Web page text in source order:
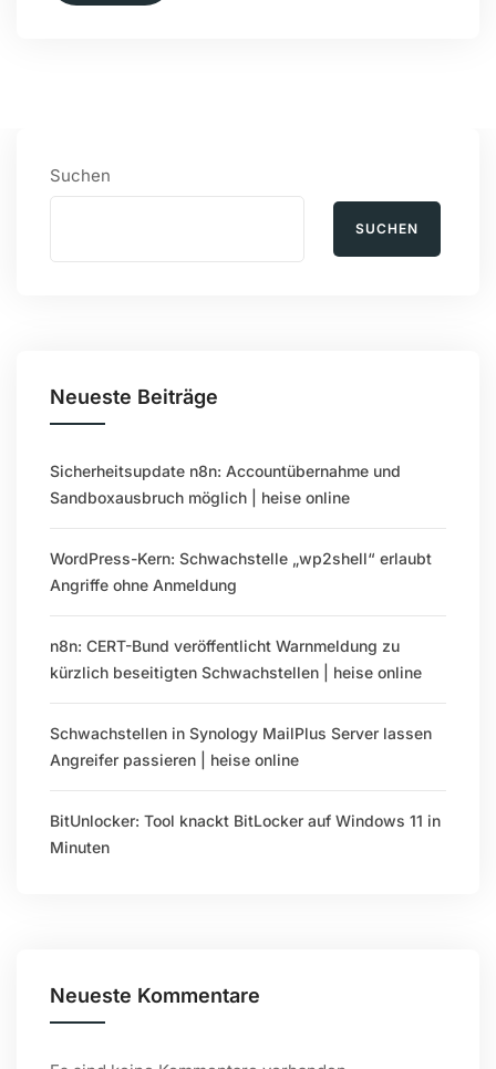
Suchen
SUCHEN
Neueste Beiträge
Sicherheitsupdate n8n: Accountübernahme und
Sandboxausbruch möglich | heise online
WordPress-Kern: Schwachstelle „wp2shell“ erlaubt
Angriffe ohne Anmeldung
n8n: CERT-Bund veröffentlicht Warnmeldung zu
kürzlich beseitigten Schwachstellen | heise online
Schwachstellen in Synology MailPlus Server lassen
Angreifer passieren | heise online
BitUnlocker: Tool knackt BitLocker auf Windows 11 in
Minuten
Neueste Kommentare